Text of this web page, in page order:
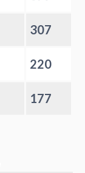
307
220
177